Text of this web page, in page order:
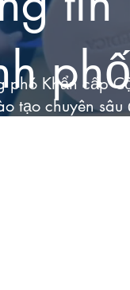
phố
Khẩn cấp
tạo chuyên